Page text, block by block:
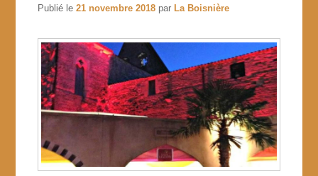
Publié le21 novembre 2018 par La Boisnière